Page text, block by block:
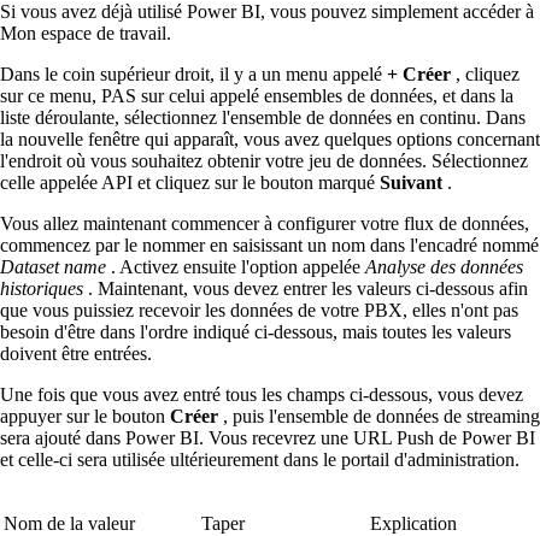
Si vous avez déjà utilisé Power BI, vous pouvez simplement accéder à
Mon espace de travail.
Dans le coin supérieur droit, il y a un menu appelé + Créer , cliquez
sur ce menu, PAS sur celui appelé ensembles de données, et dans la
liste déroulante, sélectionnez l'ensemble de données en continu. Dans
la nouvelle fenêtre qui apparaît, vous avez quelques options concernant
l'endroit où vous souhaitez obtenir votre jeu de données. Sélectionnez
celle appelée API et cliquez sur le bouton marqué Suivant .
Vous allez maintenant commencer à configurer votre flux de données,
commencez par le nommer en saisissant un nom dans l'encadré nommé
Dataset name . Activez ensuite l'option appelée Analyse des données
historiques . Maintenant, vous devez entrer les valeurs ci-dessous afin
que vous puissiez recevoir les données de votre PBX, elles n'ont pas
besoin d'être dans l'ordre indiqué ci-dessous, mais toutes les valeurs
doivent être entrées.
Une fois que vous avez entré tous les champs ci-dessous, vous devez
appuyer sur le bouton Créer , puis l'ensemble de données de streaming
sera ajouté dans Power BI. Vous recevrez une URL Push de Power BI
et celle-ci sera utilisée ultérieurement dans le portail d'administration.
Nom de la valeur Taper Explication